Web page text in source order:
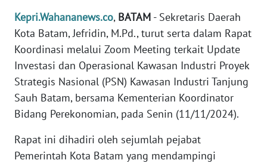
Kepri.Wahananews.co, BATAM - Sekretaris Daerah
Kota Batam, Jefridin, M.Pd., turut serta dalam Rapat
Koordinasi melalui Zoom Meeting terkait Update
Investasi dan Operasional Kawasan Industri Proyek
Strategis Nasional (PSN) Kawasan Industri Tanjung
Sauh Batam, bersama Kementerian Koordinator
Bidang Perekonomian, pada Senin (11/11/2024).
Rapat ini dihadiri oleh sejumlah pejabat
Pemerintah Kota Batam yang mendampingi
TENTANG
KAMI
PEDOMAN
MEDIA
SIBER
REDAKSI
KARIR